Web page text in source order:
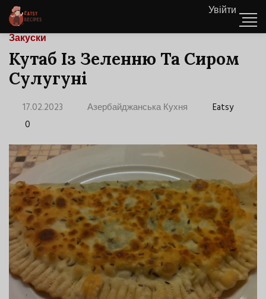
Увійти
Закуски
Кутаб Із Зеленню Та Сиром
Сулугуні
17.02.2023 Азербайджанська Кухня
Eatsy
0